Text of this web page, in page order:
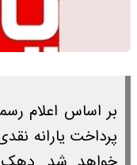
بر اساس اعلام
پرداخت یارانه